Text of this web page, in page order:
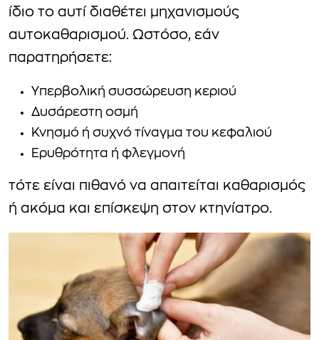
ίδιο το αυτί διαθέτει μηχανισμούς
αυτοκαθαρισμού. Ωστόσο, εάν
παρατηρήσετε:
Υπερβολική συσσώρευση κεριού
Δυσάρεστη οσμή
Κνησμό ή συχνό τίναγμα του κεφαλιού
Ερυθρότητα ή φλεγμονή
τότε είναι πιθανό να απαιτείται καθαρισμός
ή ακόμα και επίσκεψη στον κτηνίατρο.